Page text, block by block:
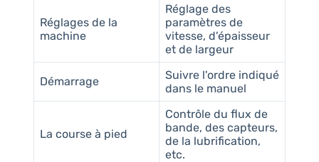
Réglages de la
machine
Réglage des
paramètres de
vitesse, d'épaisseur
et de largeur
Démarrage
Suivre l'ordre indiqué
dans le manuel
La course à pied
Contrôle du flux de
bande, des capteurs,
de la lubrification,
etc.